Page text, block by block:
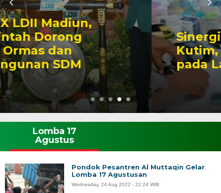
Sinergi LDII dan FKKI
Kutim, Wujud Kepedulian
pada Lansia
Lomba 17
Agustus
Pondok Pesantren Al Muttaqin Gelar
Lomba 17 Agustusan
Wednesday, 24 Aug 2022 - 22:24 WIB